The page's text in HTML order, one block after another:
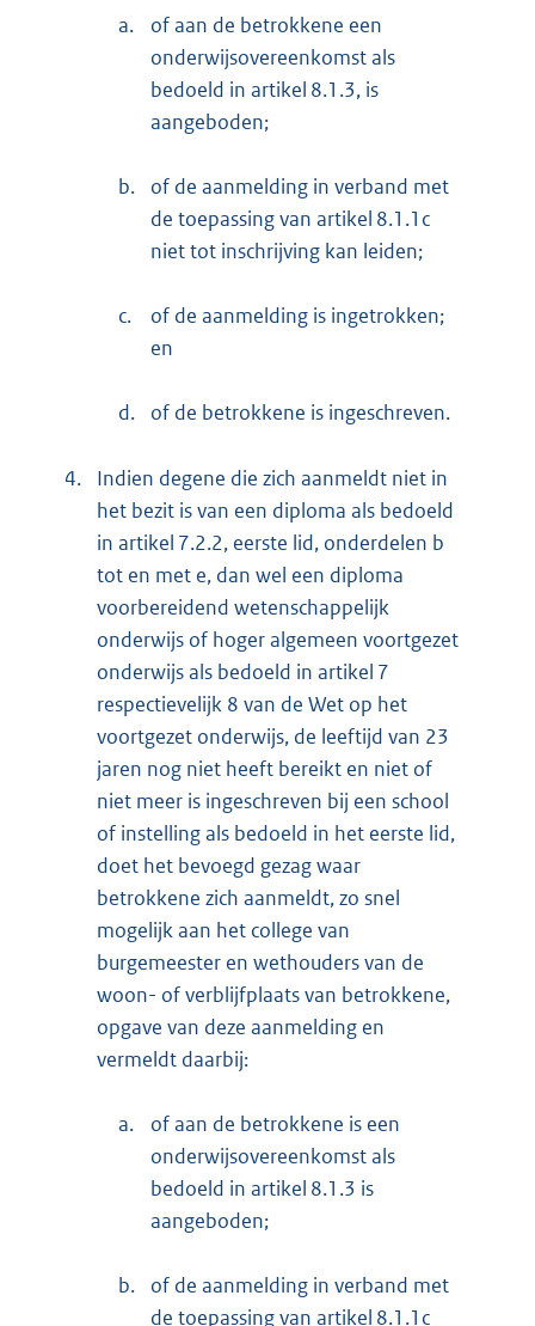
a.
of aan de betrokkene een
onderwijsovereenkomst als
bedoeld in artikel 8.1.3, is
aangeboden;
b.
of de aanmelding in verband met
de toepassing van artikel 8.1.1c
niet tot inschrijving kan leiden;
c.
of de aanmelding is ingetrokken;
en
d. of de betrokkene is ingeschreven.
4.
Indien degene die zich aanmeldt niet in
het bezit is van een diploma als bedoeld
in artikel 7.2.2, eerste lid, onderdelen b
tot en met e, dan wel een diploma
voorbereidend wetenschappelijk
onderwijs of hoger algemeen voortgezet
onderwijs als bedoeld in artikel 7
respectievelijk 8 van de Wet op het
voortgezet onderwijs, de leeftijd van 23
jaren nog niet heeft bereikt en niet of
niet meer is ingeschreven bij een school
of instelling als bedoeld in het eerste lid,
doet het bevoegd gezag waar
betrokkene zich aanmeldt, zo snel
mogelijk aan het college van
burgemeester en wethouders van de
woon- of verblijfplaats van betrokkene,
opgave van deze aanmelding en
vermeldt daarbij:
a.
of aan de betrokkene is een
onderwijsovereenkomst als
bedoeld in artikel 8.1.3 is
aangeboden;
b.
of de aanmelding in verband met
de toepassing van artikel 8.1.1c